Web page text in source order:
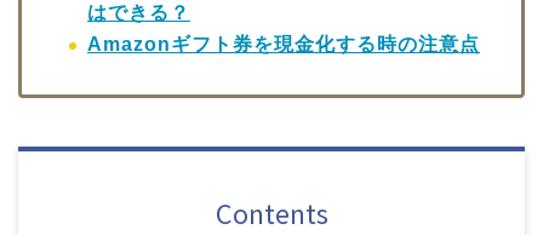
はできる？
Amazonギフト券を現金化する時の注意点
Contents